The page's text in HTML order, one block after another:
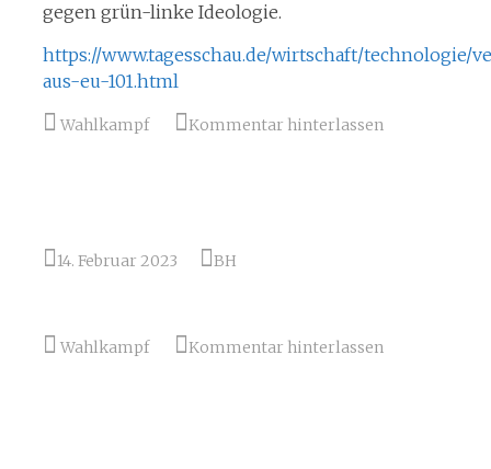
gegen grün-linke Ideologie.
https://www.tagesschau.de/wirtschaft/technologie/
aus-eu-101.html
Wahlkampf Kommentar hinterlassen
14. Februar 2023 BH
Wahlkampf Kommentar hinterlassen